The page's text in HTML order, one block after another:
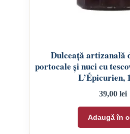
Dulceață artizanală
portocale și nuci cu
L’Épicurien,
39,00 lei
Adaugă în